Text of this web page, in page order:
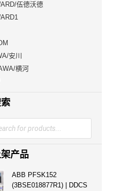
伍德沃德
安川
横河
产品
ABB PFSK152
(3BSE018877R1) | DDCS